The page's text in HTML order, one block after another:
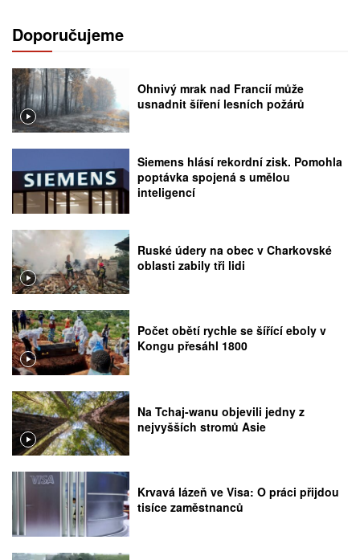
Doporučujeme
Ohnivý mrak nad Francií může
usnadnit šíření lesních požárů
Siemens hlásí rekordní zisk. Pomohla
poptávka spojená s umělou
inteligencí
Ruské údery na obec v Charkovské
oblasti zabily tři lidi
Počet obětí rychle se šířící eboly v
Kongu přesáhl 1800
Na Tchaj-wanu objevili jedny z
nejvyšších stromů Asie
Krvavá lázeň ve Visa: O práci přijdou
tisíce zaměstnanců